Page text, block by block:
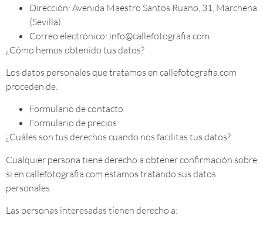
Dirección: Avenida Maestro Santos Ruano, 31, Marchena
(Sevilla)
Correo electrónico: info@callefotografia.com
¿Cómo hemos obtenido tus datos?
Los datos personales que tratamos en callefotografia.com
proceden de:
Formulario de contacto
Formulario de precios
¿Cuáles son tus derechos cuando nos facilitas tus datos?
Cualquier persona tiene derecho a obtener confirmación sobre
si en callefotografia.com estamos tratando sus datos
personales.
Las personas interesadas tienen derecho a: